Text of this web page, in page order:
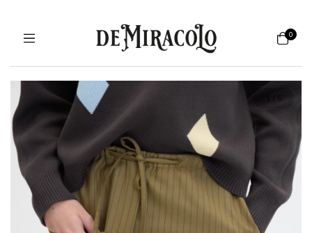
0
5